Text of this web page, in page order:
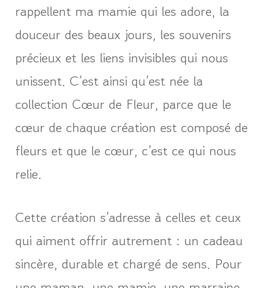
rappellent ma mamie qui les adore, la
douceur des beaux jours, les souvenirs
précieux et les liens invisibles qui nous
unissent. C’est ainsi qu’est née la
collection Cœur de Fleur, parce que le
cœur de chaque création est composé de
fleurs et que le cœur, c’est ce qui nous
relie.
Cette création s’adresse à celles et ceux
qui aiment offrir autrement : un cadeau
sincère, durable et chargé de sens. Pour